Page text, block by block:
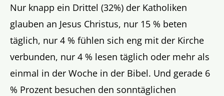
Nur knapp ein Drittel (32%) der Katholiken
glauben an Jesus Christus, nur 15 % beten
täglich, nur 4 % fühlen sich eng mit der Kirche
verbunden, nur 4 % lesen täglich oder mehr als
einmal in der Woche in der Bibel. Und gerade 6
% Prozent besuchen den sonntäglichen